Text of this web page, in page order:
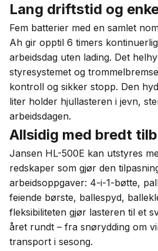
Lang driftstid og
Fem batterier med en samlet
Ah gir opptil 6 timers
arbeidsdag uten lading. Det
styresystemet og
kontroll og sikker stopp. Den
liter holder hjullasteren i jevn,
arbeidsdagen.
Allsidig med bredt
Jansen HL-500E kan utstyres
redskaper som gjør den
arbeidsoppgaver: 4-i-1-bøtte,
feiende børste, ballespyd,
fleksibiliteten gjør lasteren til et
året rundt – fra snørydding om
transport i sesong.